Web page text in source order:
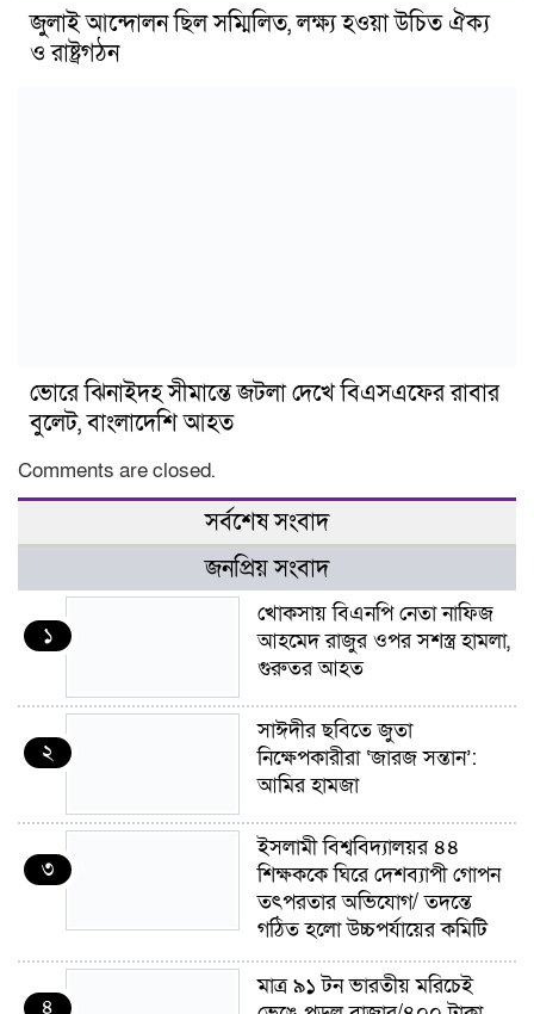
জুলাই আন্দোলন ছিল সম্মিলিত, লক্ষ্য হওয়া উচিত ঐক্য
ও রাষ্ট্রগঠন
ভোরে ঝিনাইদহ সীমান্তে জটলা দেখে বিএসএফের রাবার
বুলেট, বাংলাদেশি আহত
Comments are closed.
সর্বশেষ সংবাদ
জনপ্রিয় সংবাদ
১
খোকসায় বিএনপি নেতা নাফিজ
আহমেদ রাজুর ওপর সশস্ত্র হামলা,
গুরুতর আহত
২
সাঈদীর ছবিতে জুতা
নিক্ষেপকারীরা ‘জারজ সন্তান’:
আমির হামজা
৩
ইসলামী বিশ্ববিদ্যালয়র ৪৪
শিক্ষককে ঘিরে দেশব্যাপী গোপন
তৎপরতার অভিযোগ/ তদন্তে
গঠিত হলো উচ্চপর্যায়ের কমিটি
৪
মাত্র ৯১ টন ভারতীয় মরিচেই